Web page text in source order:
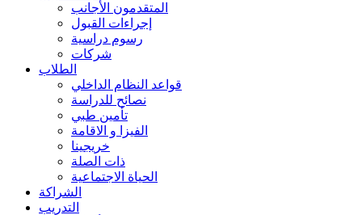
المتقدمون الأجانب
إجراءات القبول
رسوم دراسية
شركات
الطلاب
قواعد النظام الداخلي
نصائح للدراسة
تأمين طبي
الفيزا و الاقامة
خريجينا
ذات الصلة
الحياة الاجتماعية
الشراكة
التدريب